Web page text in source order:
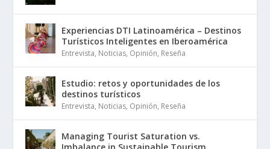
Experiencias DTI Latinoamérica – Destinos
Turísticos Inteligentes en Iberoamérica
Entrevista, Noticias, Opinión, Reseña
Estudio: retos y oportunidades de los
destinos turísticos
Entrevista, Noticias, Opinión, Reseña
Managing Tourist Saturation vs.